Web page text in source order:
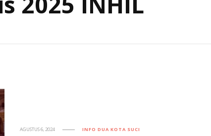
AGUSTUS 6, 2024 INFO DUA KOTA SUCI